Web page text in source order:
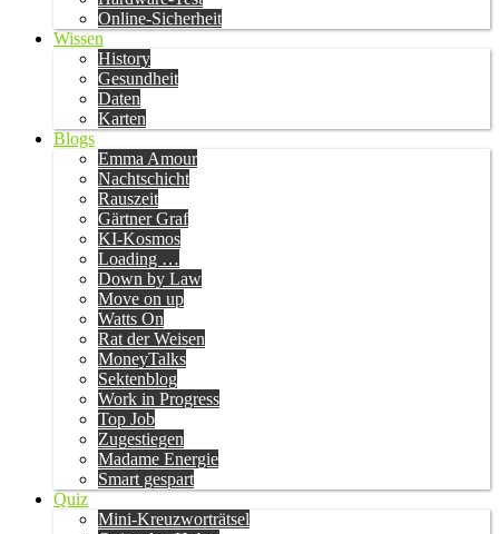
Online-Sicherheit
Wissen
History
Gesundheit
Daten
Karten
Blogs
Emma Amour
Nachtschicht
Rauszeit
Gärtner Graf
KI-Kosmos
Loading …
Down by Law
Move on up
Watts On
Rat der Weisen
MoneyTalks
Sektenblog
Work in Progress
Top Job
Zugestiegen
Madame Energie
Smart gespart
Quiz
Mini-Kreuzworträtsel